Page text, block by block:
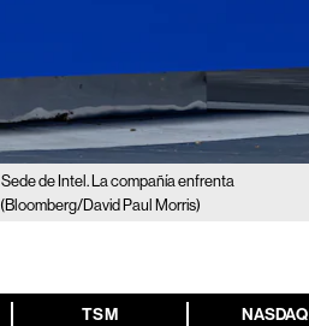
Sede de Intel. La compañía enfrenta
(Bloomberg/David Paul Morris)
TSM NASDAQ